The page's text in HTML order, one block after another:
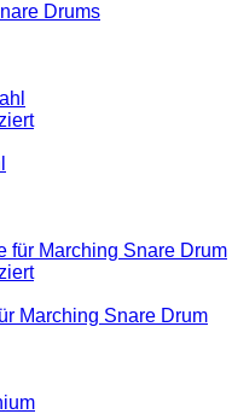
Drums
Marching Snare Drum